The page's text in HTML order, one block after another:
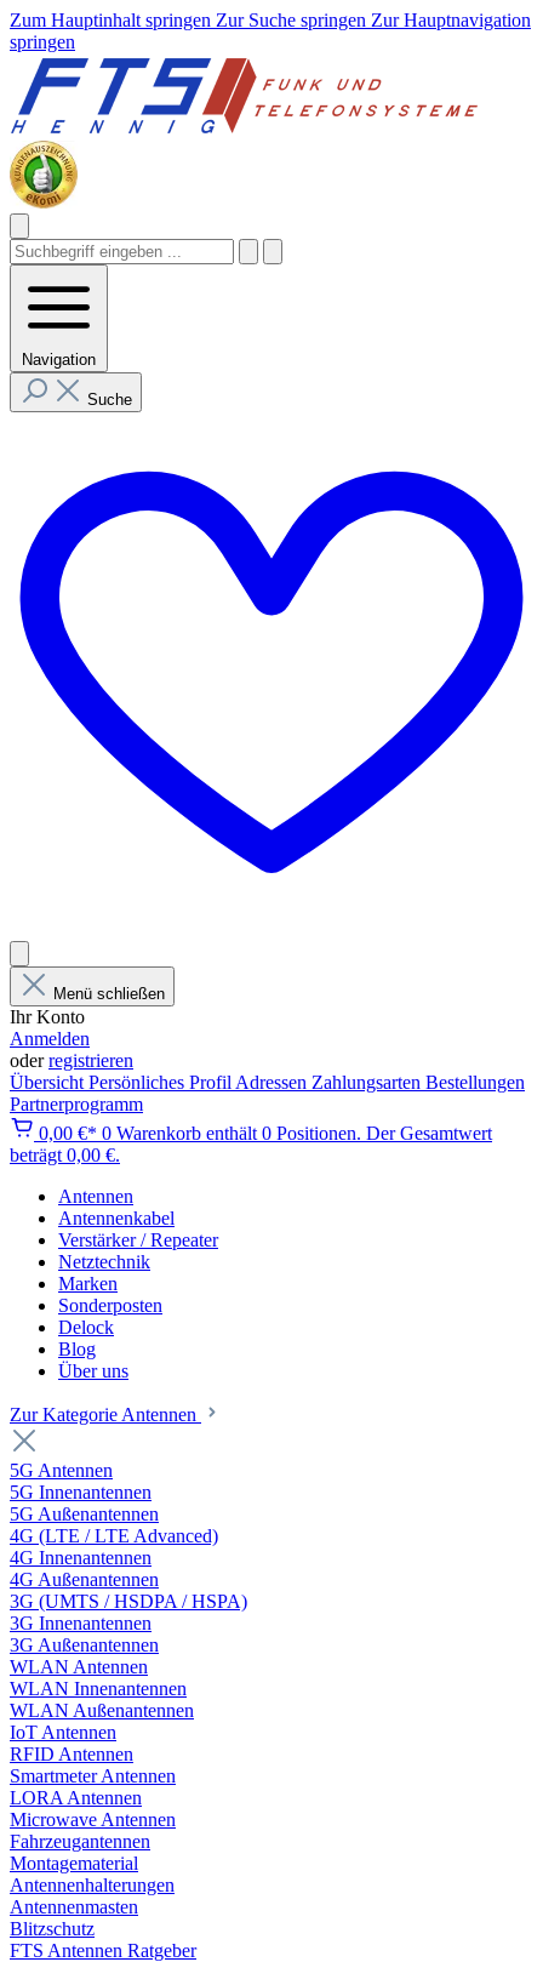
Zum Hauptinhalt springen Zur Suche springen Zur Hauptnavigation
springen
Navigation
Suche
Menü schließen
Ihr Konto
Anmelden
oderregistrieren
Übersicht Persönliches Profil Adressen Zahlungsarten Bestellungen
Partnerprogramm
0,00 €* 0 Warenkorb enthält 0 Positionen. Der Gesamtwert
beträgt 0,00 €.
Antennen
Antennenkabel
Verstärker / Repeater
Netztechnik
Marken
Sonderposten
Delock
Blog
Über uns
Zur Kategorie Antennen
5G Antennen
5G Innenantennen
5G Außenantennen
4G (LTE / LTE Advanced)
4G Innenantennen
4G Außenantennen
3G (UMTS / HSDPA / HSPA)
3G Innenantennen
3G Außenantennen
WLAN Antennen
WLAN Innenantennen
WLAN Außenantennen
IoT Antennen
RFID Antennen
Smartmeter Antennen
LORA Antennen
Microwave Antennen
Fahrzeugantennen
Montagematerial
Antennenhalterungen
Antennenmasten
Blitzschutz
FTS Antennen Ratgeber